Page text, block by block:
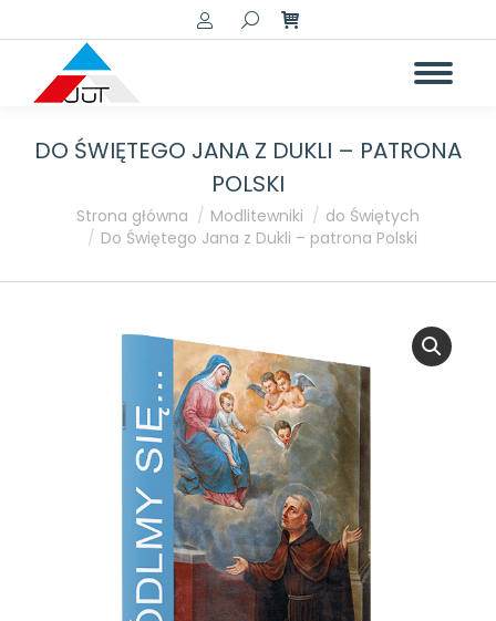
Szukaj:
DO ŚWIĘTEGO JANA Z DUKLI – PATRONA
POLSKI
Jesteś tutaj:
Strona główna Modlitewniki
do Świętych
Do Świętego Jana z Dukli – patrona Polski